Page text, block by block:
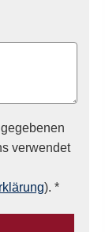
verwendet
). *